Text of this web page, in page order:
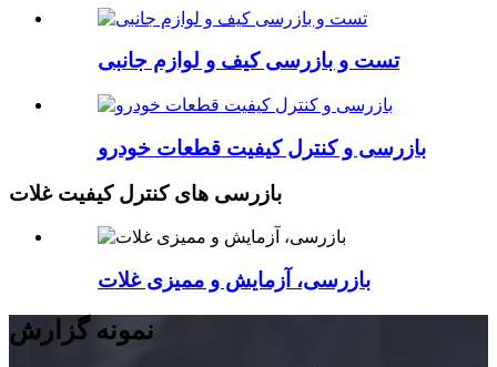
تست و بازرسی کیف و لوازم جانبی
بازرسی و کنترل کیفیت قطعات خودرو
بازرسی های کنترل کیفیت غلات
بازرسی، آزمایش و ممیزی غلات
نمونه گزارش